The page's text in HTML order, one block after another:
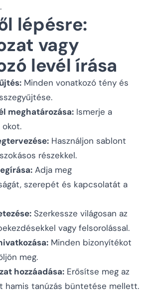
lépésre:
vagy
levél írása
Minden vonatkozó tény és
meghatározása: Ismerje a
Használjon sablont
részekkel.
Adja meg
szerepét és kapcsolatát a
Szerkessze világosan az
vagy felsorolással.
Minden bizonyítékot
meg.
hozzáadása: Erősítse meg az
hamis tanúzás büntetése mellett.